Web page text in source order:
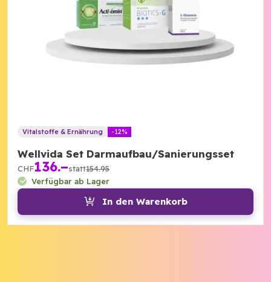
Vitalstoffe & Ernährung -12%
Wellvida Set Darmaufbau/Sanierungsset
CHF136.–statt154.95
Verfügbar ab Lager
In den Warenkorb